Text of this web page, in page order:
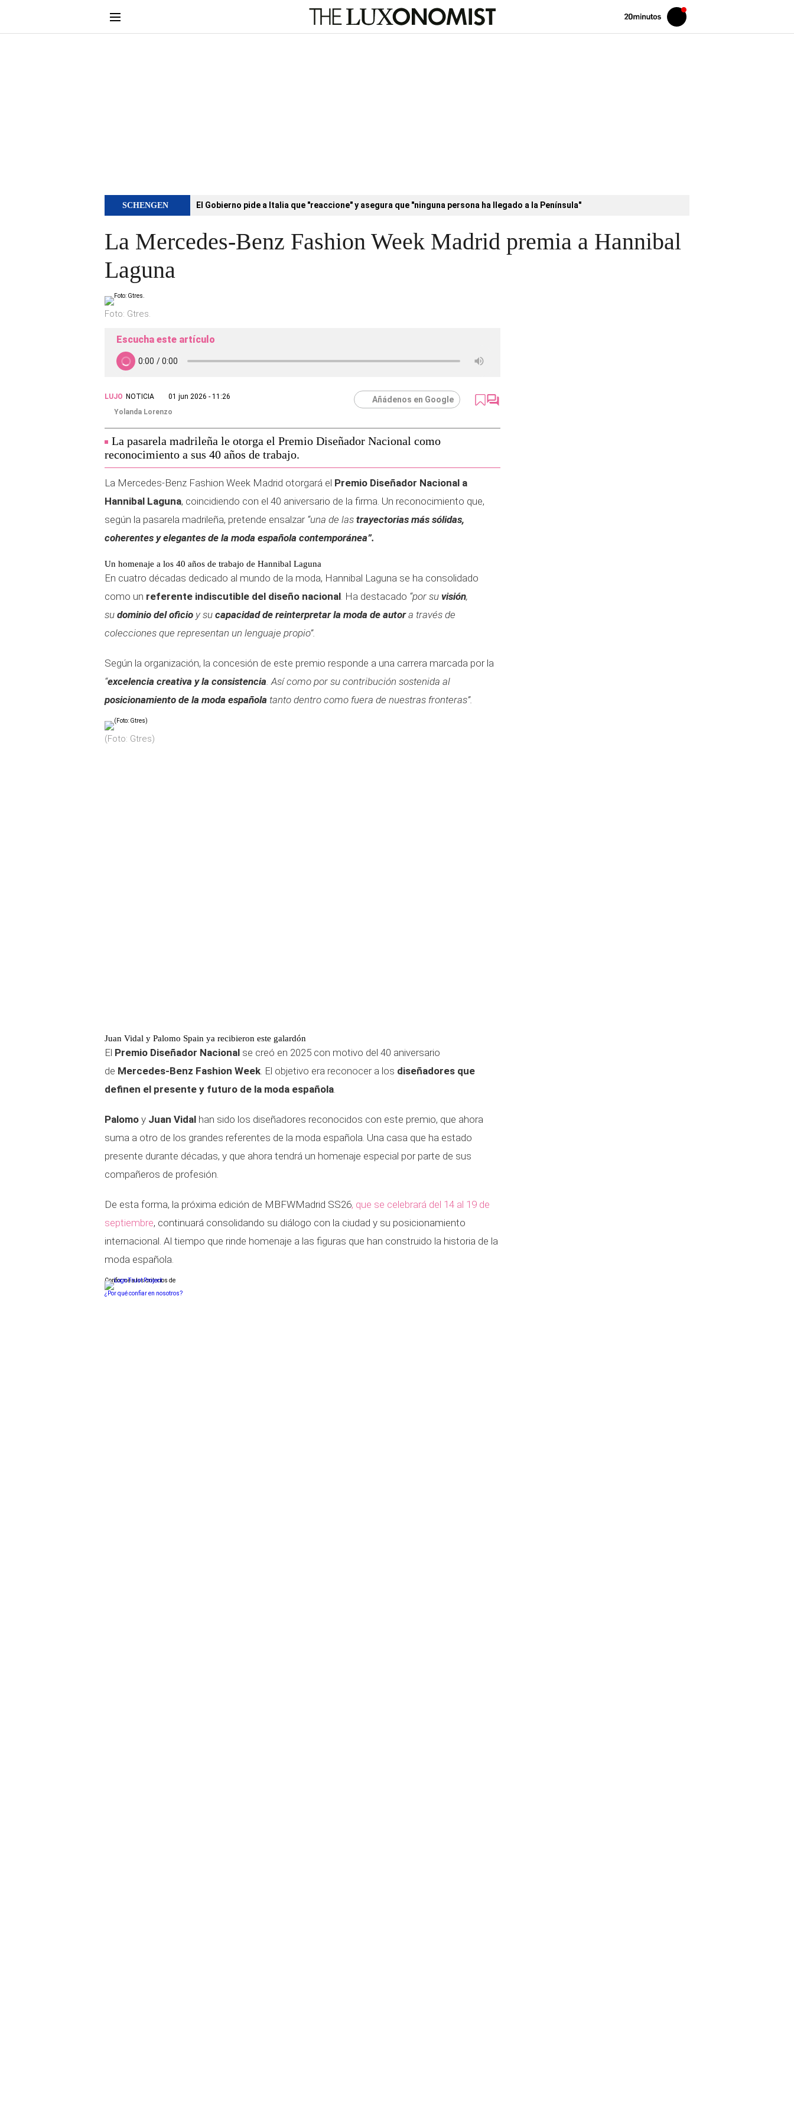
Volver
Iniciar
sesión
SCHENGEN El Gobierno pide a Italia que "reaccione" y asegura que "ninguna persona ha llegado a la Península"
La Mercedes-Benz Fashion Week Madrid premia a Hannibal
Laguna
Foto: Gtres.
Escucha este artículo
LUJO NOTICIA
01 jun 2026 - 11:26
Yolanda Lorenzo
Añádenos en Google
La pasarela madrileña le otorga el Premio Diseñador Nacional como
reconocimiento a sus 40 años de trabajo.
La Mercedes-Benz Fashion Week Madrid otorgará el Premio Diseñador Nacional a
Hannibal Laguna, coincidiendo con el 40 aniversario de la firma. Un reconocimiento que,
según la pasarela madrileña, pretende ensalzar “una de las trayectorias más sólidas,
coherentes y elegantes de la moda española contemporánea”.
Un homenaje a los 40 años de trabajo de Hannibal Laguna
En cuatro décadas dedicado al mundo de la moda, Hannibal Laguna se ha consolidado
como un referente indiscutible del diseño nacional. Ha destacado “por su visión,
su dominio del oficio y su capacidad de reinterpretar la moda de autora través de
colecciones que representan un lenguaje propio”.
Según la organización, la concesión de este premio responde a una carrera marcada por la
“excelencia creativa y la consistencia. Así como por su contribución sostenida al
posicionamiento de la moda española tanto dentro como fuera de nuestras fronteras”.
(Foto: Gtres)
Juan Vidal y Palomo Spain ya recibieron este galardón
El Premio Diseñador Nacional se creó en 2025 con motivo del 40 aniversario
de Mercedes-Benz Fashion Week. El objetivo era reconocer a los diseñadores que
definen el presente y futuro de la moda española.
Palomo y Juan Vidal han sido los diseñadores reconocidos con este premio, que ahora
suma a otro de los grandes referentes de la moda española. Una casa que ha estado
presente durante décadas, y que ahora tendrá un homenaje especial por parte de sus
compañeros de profesión.
De esta forma, la próxima edición de MBFWMadrid SS26, que se celebrará del 14 al 19 de
septiembre, continuará consolidando su diálogo con la ciudad y su posicionamiento
internacional. Al tiempo que rinde homenaje a las figuras que han construido la historia de la
moda española.
Conforme a los criterios de
¿Por qué confiar en nosotros?